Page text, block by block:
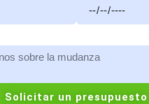
Solicitar un presupuesto